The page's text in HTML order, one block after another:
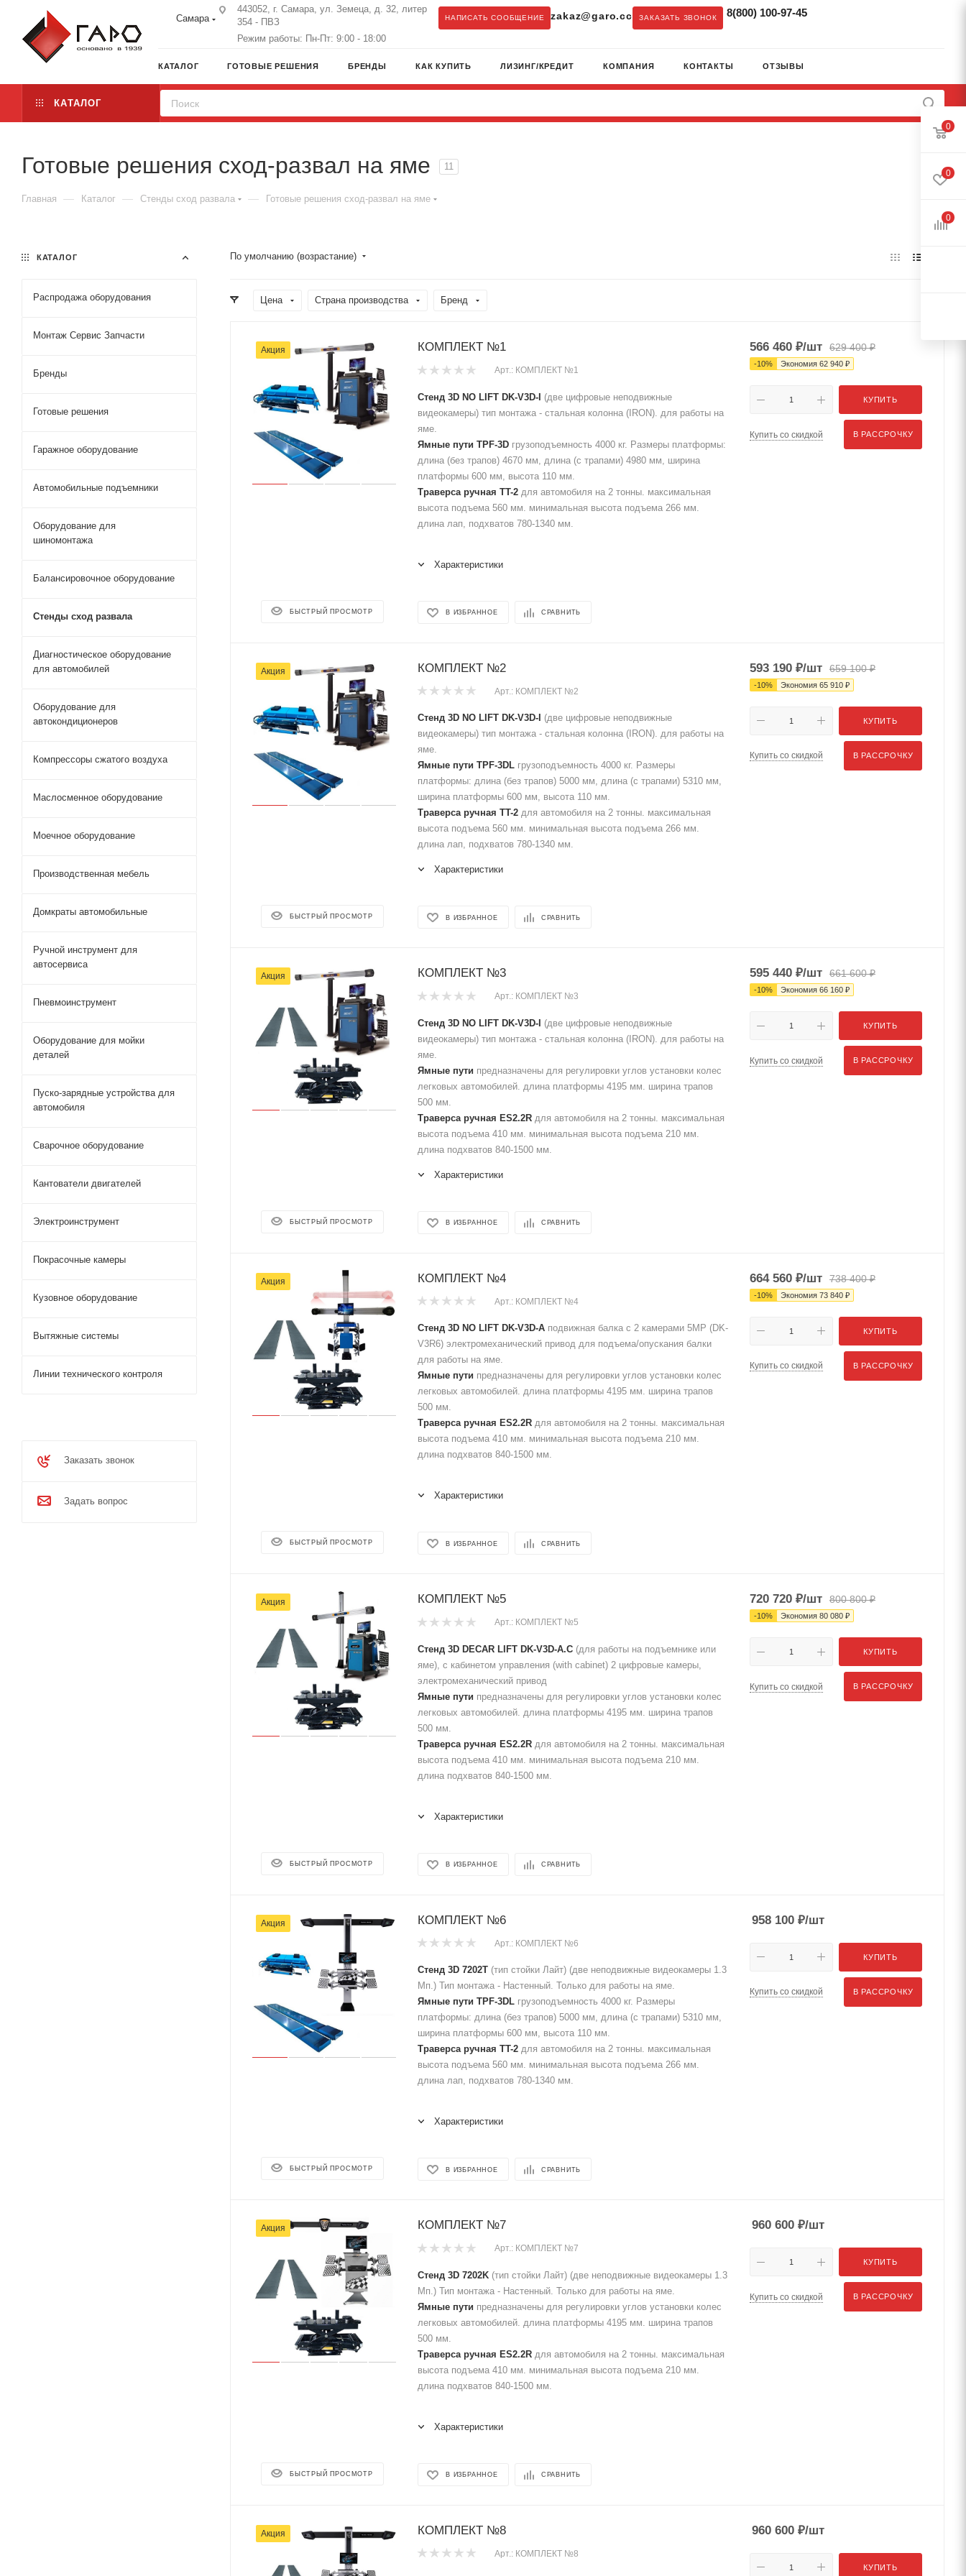
Самара
443052, г. Самара, ул. Земеца, д. 32, литер
354 - ПВЗ
Режим работы: Пн-Пт: 9:00 - 18:00
НАПИСАТЬ СООБЩЕНИЕ zakaz@garo.cc ЗАКАЗАТЬ ЗВОНОК 8(800) 100-97-45
КАТАЛОГ ГОТОВЫЕ РЕШЕНИЯ БРЕНДЫ КАК КУПИТЬ ЛИЗИНГ/КРЕДИТ КОМПАНИЯ КОНТАКТЫ ОТЗЫВЫ
КАТАЛОГ
Готовые решения сход-развал на яме 11
Главная — Каталог — Стенды сход развала — Готовые решения сход-развал на яме
По умолчанию (возрастание)
Цена Страна производства Бренд
Акция
БЫСТРЫЙ ПРОСМОТР
КОМПЛЕКТ №1
Арт.: КОМПЛЕКТ №1
Стенд 3D NO LIFT DK-V3D-I (две цифровые неподвижные
видеокамеры) тип монтажа - стальная колонна (IRON). для работы на
яме.
Ямные пути TPF-3D грузоподъемность 4000 кг. Размеры платформы:
длина (без трапов) 4670 мм, длина (с трапами) 4980 мм, ширина
платформы 600 мм, высота 110 мм.
Траверса ручная ТT-2 для автомобиля на 2 тонны. максимальная
высота подъема 560 мм. минимальная высота подъема 266 мм.
длина лап, подхватов 780-1340 мм.
Характеристики
В ИЗБРАННОЕ СРАВНИТЬ
566 460 ₽/шт 629 400₽
-10% Экономия 62 940 ₽
КУПИТЬ
Купить со скидкой В РАССРОЧКУ
Акция
БЫСТРЫЙ ПРОСМОТР
КОМПЛЕКТ №2
Арт.: КОМПЛЕКТ №2
Стенд 3D NO LIFT DK-V3D-I (две цифровые неподвижные
видеокамеры) тип монтажа - стальная колонна (IRON). для работы на
яме.
Ямные пути TPF-3DL грузоподъемность 4000 кг. Размеры
платформы: длина (без трапов) 5000 мм, длина (с трапами) 5310 мм,
ширина платформы 600 мм, высота 110 мм.
Траверса ручная ТT-2 для автомобиля на 2 тонны. максимальная
высота подъема 560 мм. минимальная высота подъема 266 мм.
длина лап, подхватов 780-1340 мм.
Характеристики
В ИЗБРАННОЕ СРАВНИТЬ
593 190 ₽/шт 659 100₽
-10% Экономия 65 910 ₽
КУПИТЬ
Купить со скидкой В РАССРОЧКУ
Акция
БЫСТРЫЙ ПРОСМОТР
КОМПЛЕКТ №3
Арт.: КОМПЛЕКТ №3
Стенд 3D NO LIFT DK-V3D-I (две цифровые неподвижные
видеокамеры) тип монтажа - стальная колонна (IRON). для работы на
яме.
Ямные пути предназначены для регулировки углов установки колес
легковых автомобилей. длина платформы 4195 мм. ширина трапов
500 мм.
Траверса ручная ES2.2R для автомобиля на 2 тонны. максимальная
высота подъема 410 мм. минимальная высота подъема 210 мм.
длина подхватов 840-1500 мм.
Характеристики
В ИЗБРАННОЕ СРАВНИТЬ
595 440 ₽/шт 661 600₽
-10% Экономия 66 160 ₽
КУПИТЬ
Купить со скидкой В РАССРОЧКУ
Акция
БЫСТРЫЙ ПРОСМОТР
КОМПЛЕКТ №4
Арт.: КОМПЛЕКТ №4
Стенд 3D NO LIFT DK-V3D-A подвижная балка с 2 камерами 5MP (DK-
V3R6) электромеханический привод для подъема/опускания балки
для работы на яме.
Ямные пути предназначены для регулировки углов установки колес
легковых автомобилей. длина платформы 4195 мм. ширина трапов
500 мм.
Траверса ручная ES2.2R для автомобиля на 2 тонны. максимальная
высота подъема 410 мм. минимальная высота подъема 210 мм.
длина подхватов 840-1500 мм.
Характеристики
В ИЗБРАННОЕ СРАВНИТЬ
664 560 ₽/шт 738 400₽
-10% Экономия 73 840 ₽
КУПИТЬ
Купить со скидкой В РАССРОЧКУ
Акция
БЫСТРЫЙ ПРОСМОТР
КОМПЛЕКТ №5
Арт.: КОМПЛЕКТ №5
Стенд 3D DECAR LIFT DK-V3D-A.C (для работы на подъемнике или
яме), с кабинетом управления (with cabinet) 2 цифровые камеры,
электромеханический привод
Ямные пути предназначены для регулировки углов установки колес
легковых автомобилей. длина платформы 4195 мм. ширина трапов
500 мм.
Траверса ручная ES2.2R для автомобиля на 2 тонны. максимальная
высота подъема 410 мм. минимальная высота подъема 210 мм.
длина подхватов 840-1500 мм.
Характеристики
В ИЗБРАННОЕ СРАВНИТЬ
720 720 ₽/шт 800 800₽
-10% Экономия 80 080 ₽
КУПИТЬ
Купить со скидкой В РАССРОЧКУ
Акция
БЫСТРЫЙ ПРОСМОТР
КОМПЛЕКТ №6
Арт.: КОМПЛЕКТ №6
Стенд 3D 7202T (тип стойки Лайт) (две неподвижные видеокамеры 1.3
Мп.) Тип монтажа - Настенный. Только для работы на яме.
Ямные пути TPF-3DL грузоподъемность 4000 кг. Размеры
платформы: длина (без трапов) 5000 мм, длина (с трапами) 5310 мм,
ширина платформы 600 мм, высота 110 мм.
Траверса ручная ТT-2 для автомобиля на 2 тонны. максимальная
высота подъема 560 мм. минимальная высота подъема 266 мм.
длина лап, подхватов 780-1340 мм.
Характеристики
В ИЗБРАННОЕ СРАВНИТЬ
958 100 ₽/шт
КУПИТЬ
Купить со скидкой В РАССРОЧКУ
Акция
БЫСТРЫЙ ПРОСМОТР
КОМПЛЕКТ №7
Арт.: КОМПЛЕКТ №7
Стенд 3D 7202K (тип стойки Лайт) (две неподвижные видеокамеры 1.3
Мп.) Тип монтажа - Настенный. Только для работы на яме.
Ямные пути предназначены для регулировки углов установки колес
легковых автомобилей. длина платформы 4195 мм. ширина трапов
500 мм.
Траверса ручная ES2.2R для автомобиля на 2 тонны. максимальная
высота подъема 410 мм. минимальная высота подъема 210 мм.
длина подхватов 840-1500 мм.
Характеристики
В ИЗБРАННОЕ СРАВНИТЬ
960 600 ₽/шт
КУПИТЬ
Купить со скидкой В РАССРОЧКУ
Акция КОМПЛЕКТ №8
Арт.: КОМПЛЕКТ №8
960 600 ₽/шт
КУПИТЬ
КАТАЛОГ
Распродажа оборудования
Монтаж Сервис Запчасти
Бренды
Готовые решения
Гаражное оборудование
Автомобильные подъемники
Оборудование для
шиномонтажа
Балансировочное оборудование
Стенды сход развала
Диагностическое оборудование
для автомобилей
Оборудование для
автокондиционеров
Компрессоры сжатого воздуха
Маслосменное оборудование
Моечное оборудование
Производственная мебель
Домкраты автомобильные
Ручной инструмент для
автосервиса
Пневмоинструмент
Оборудование для мойки
деталей
Пуско-зарядные устройства для
автомобиля
Сварочное оборудование
Кантователи двигателей
Электроинструмент
Покрасочные камеры
Кузовное оборудование
Вытяжные системы
Линии технического контроля
Заказать звонок
Задать вопрос
0
0
0